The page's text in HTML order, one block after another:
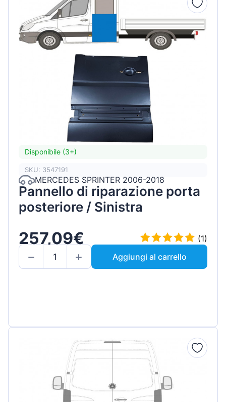
Disponibile (3+)
SKU: 3547191
MERCEDES SPRINTER 2006-2018
Pannello di riparazione porta
posteriore / Sinistra
257,09€
(1)
Aggiungi al carrello